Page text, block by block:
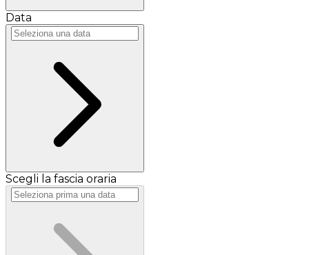
Data
Scegli la fascia oraria